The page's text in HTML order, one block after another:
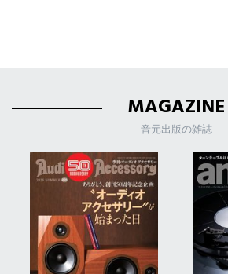
MAGAZINE
音元出版の雑誌